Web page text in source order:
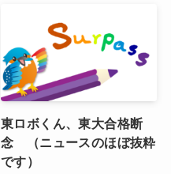
東ロボくん、東大合格断
念 （ニュースのほぼ抜粋
です）